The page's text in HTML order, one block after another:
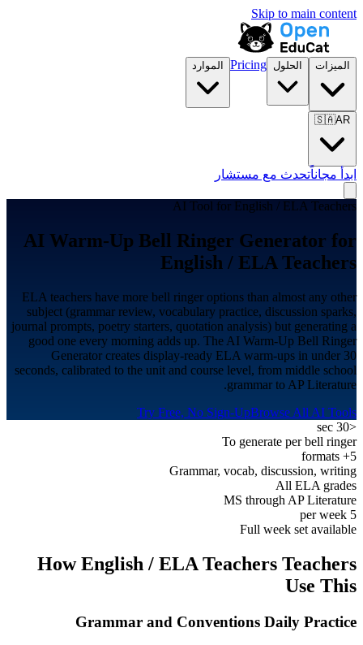
Skip to main content
الميزات الحلول Pricing الموارد
🇸🇦AR
ابدأ مجاناًتحدث مع مستشار
AI Tool for English / ELA Teachers
AI Warm-Up Bell Ringer Generator for
English / ELA Teachers
ELA teachers have more bell ringer options than almost any other
subject (grammar review, vocabulary practice, discussion sparks,
journal prompts, poetry starters, quotation analysis) but generating a
good one every morning adds up. The AI Warm-Up Bell Ringer
Generator creates display-ready ELA warm-ups in under 30
seconds, calibrated to the unit and course level, from middle school
grammar to AP Literature.
Try Free, No Sign-UpBrowse All AI Tools
<30 sec
To generate per bell ringer
5+ formats
Grammar, vocab, discussion, writing
All ELA grades
MS through AP Literature
5 per week
Full week set available
HowEnglish / ELA Teachers Teachers
Use This
Grammar and Conventions Daily Practice